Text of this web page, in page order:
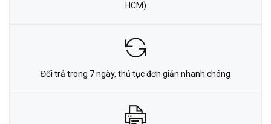
HCM)
Đổi trả trong 7 ngày, thủ tục đơn giản nhanh chóng